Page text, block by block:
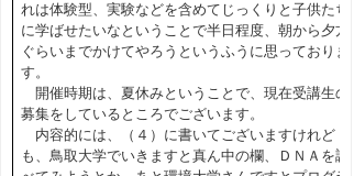
れは体験型、実験などを含めてじっくりと子供たち
に学ばせたいなということで半日程度、朝から夕方
ぐらいまでかけてやろうというふうに思っておりま
す。
開催時期は、夏休みということで、現在受講生の
募集をしているところでございます。
内容的には、（４）に書いてございますけれど
も、鳥取大学でいきますと真ん中の欄、ＤＮＡを調